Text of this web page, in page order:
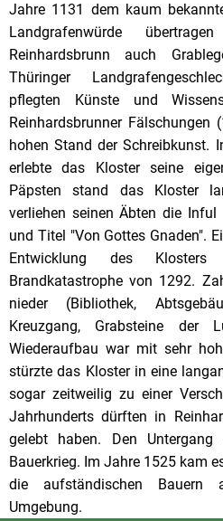
Jahre 1131 dem kaum
Landgrafenwürde
Reinhardsbrunn auch
Thüringer
pflegten Künste und
Reinhardsbrunner Fälschungen
hohen Stand der Schreibkunst.
erlebte das Kloster seine
Päpsten stand das Kloster
verliehen seinen Äbten die
und Titel "Von Gottes Gnaden".
Entwicklung des
Brandkatastrophe von 1292.
nieder (Bibliothek,
Kreuzgang, Grabsteine der
Wiederaufbau war mit sehr
stürzte das Kloster in eine
sogar zeitweilig zu einer
Jahrhunderts dürften in
gelebt haben. Den
Bauerkrieg. Im Jahre 1525 kam
die aufständischen Bauern
Umgebung.